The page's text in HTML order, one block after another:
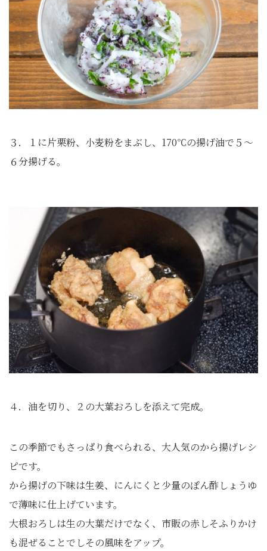
３．１に片栗粉、小麦粉をまぶし、170℃の揚げ油で５～
６分揚げる。
４．油を切り、２の大葉おろしを添えて完成。
この季節でもさっぱり食べられる、大人気のから揚げレシ
ピです。
から揚げの下味は生姜、にんにくと少量のぽん酢しょうゆ
で薄味に仕上げています。
大根おろしは生の大葉だけでなく、市販の赤しそふりかけ
も混ぜることでしその風味をアップ。